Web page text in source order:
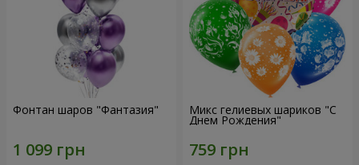
Фонтан шаров "Фантазия" Микс гелиевых шариков "C
Днем Рождения"